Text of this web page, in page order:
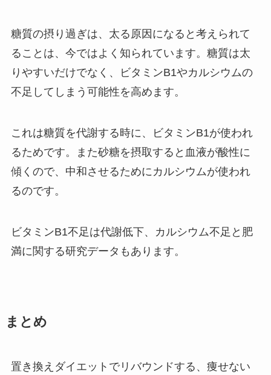
糖質の摂り過ぎは、太る原因になると考えられて
ることは、今ではよく知られています。糖質は太
りやすいだけでなく、ビタミンB1やカルシウムの
不足してしまう可能性を高めます。
これは糖質を代謝する時に、ビタミンB1が使われ
るためです。また砂糖を摂取すると血液が酸性に
傾くので、中和させるためにカルシウムが使われ
るのです。
ビタミンB1不足は代謝低下、カルシウム不足と肥
満に関する研究データもあります。
まとめ
置き換えダイエットでリバウンドする、痩せない